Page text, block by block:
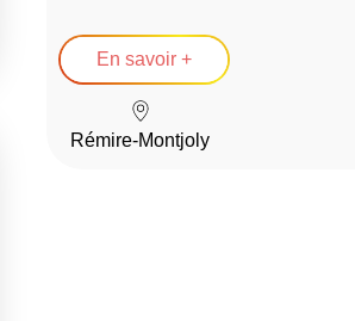
En savoir +
Rémire-Montjoly